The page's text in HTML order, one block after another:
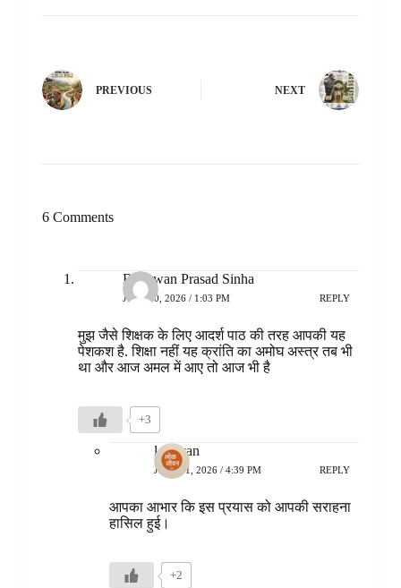
PREVIOUS NEXT
6 Comments
Bhagwan Prasad Sinha
JULY 10, 2026 / 1:03 PM REPLY
मुझ जैसे शिक्षक के लिए आदर्श पाठ की तरह आपकी यह
पेशकश है. शिक्षा नहीं यह क्रांति का अमोघ अस्त्र तब भी
था और आज अमल में आए तो आज भी है
+3
lokjivan
JULY 11, 2026 / 4:39 PM REPLY
आपका आभार कि इस प्रयास को आपकी सराहना
हासिल हुई।
+2